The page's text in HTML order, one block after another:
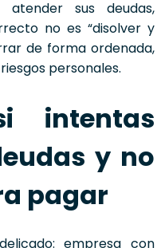
sus deudas,
no es “disolver y
de forma ordenada,
personales.
intentas
y no
pagar
empresa con